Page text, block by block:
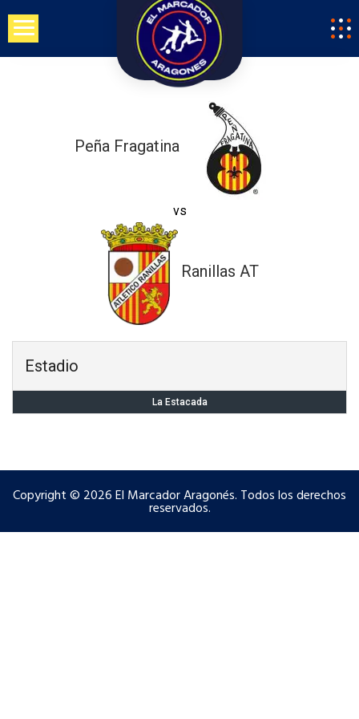
Saltar
contenido
Peña Fragatina
vs
Ranillas AT
Estadio
La Estacada
Copyright © 2026 El Marcador Aragonés. Todos los derechos
reservados.